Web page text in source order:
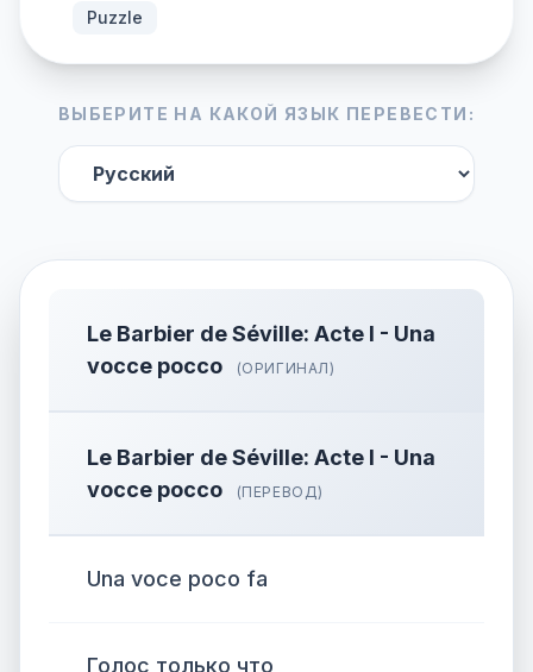
Puzzle
ВЫБЕРИТЕ НА КАКОЙ ЯЗЫК ПЕРЕВЕСТИ:
Le Barbier de Séville: Acte I - Una
vocce pocco
(ОРИГИНАЛ)
Le Barbier de Séville: Acte I - Una
vocce pocco
(ПЕРЕВОД)
Una voce poco fa
Голос только что